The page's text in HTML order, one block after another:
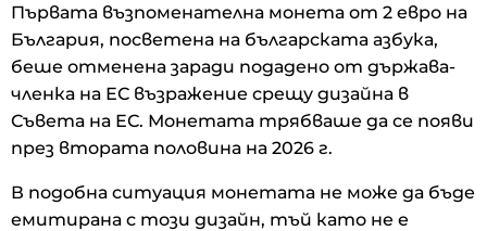
Първата възпоменателна монета от 2 евро на
България, посветена на българската азбука,
беше отменена заради подадено от държава-
членка на ЕС възражение срещу дизайна в
Съвета на ЕС. Монетата трябваше да се появи
през втората половина на 2026 г.
В подобна ситуация монетата не може да бъде
емитирана с този дизайн, тъй като не е